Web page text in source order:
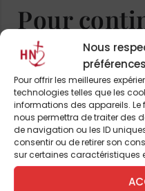
Nous
préférences
Pour offrir les meilleures
technologies telles que les
informations des appareils.
nous permettra de traiter des
de navigation ou les ID
consentir ou de retirer son
sur certaines caractéristiques
dans le pays que
dans les jardins de
l’ambassadeur, à
communauté
Carrément une
lui été impeccable :
discrétion prévu, il
l’aéroport avec tout
fanfare en tête, au
banderoles
Pour
et de